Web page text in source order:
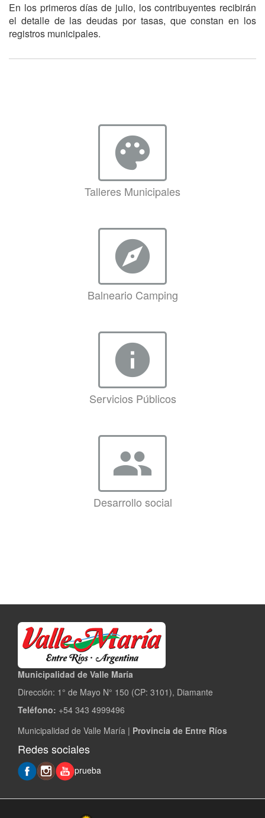
En los primeros días de julio, los contribuyentes recibirán
el detalle de las deudas por tasas, que constan en los
registros municipales.
palette
Talleres Municipales
explore
Balneario Camping
info
Servicios Públicos
group
Desarrollo social
Municipalidad de Valle María
Dirección: 1° de Mayo N° 150 (CP: 3101), Diamante
Teléfono: +54 343 4999496
Municipalidad de Valle María | Provincia de Entre Ríos
Redes sociales
prueba